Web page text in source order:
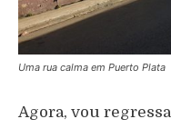
Uma rua calma em Puerto Plata
Agora, vou